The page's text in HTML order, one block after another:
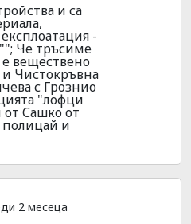
и са
-
Че тръсиме
е веществено
и Чистокръвна
с Грознио
"лофци
Сашко от
и
2 месеца